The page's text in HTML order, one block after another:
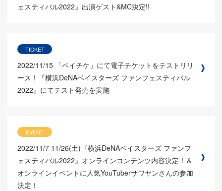
ェスティバル2022』出演ゲスト&MC決定!!
TICKET
2022/11/15 「ベイチケ」にて電子チケットをテストリリ
ース！『横浜DeNAベイスターズ ファンフェスティバル
2022』にてテスト発売を実施
EVENT
2022/11/7 11/26(土)『横浜DeNAベイスターズ ファンフ
ェスティバル2022』オンラインコンテンツ内容決定！＆
オンラインイベントに人気YouTuberサワヤンさんの参加
決定！